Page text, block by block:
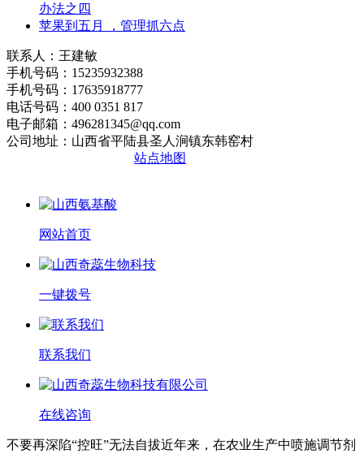
办法之四
苹果到五月 ，管理抓六点
联系人：王建敏
手机号码：15235932388
手机号码：17635918777
电话号码：400 0351 817
电子邮箱：496281345@qq.com
公司地址：山西省平陆县圣人涧镇东韩窑村
站点地图
网站首页
一键拨号
联系我们
在线咨询
不要再深陷“控旺”无法自拔近年来，在农业生产中喷施调节剂